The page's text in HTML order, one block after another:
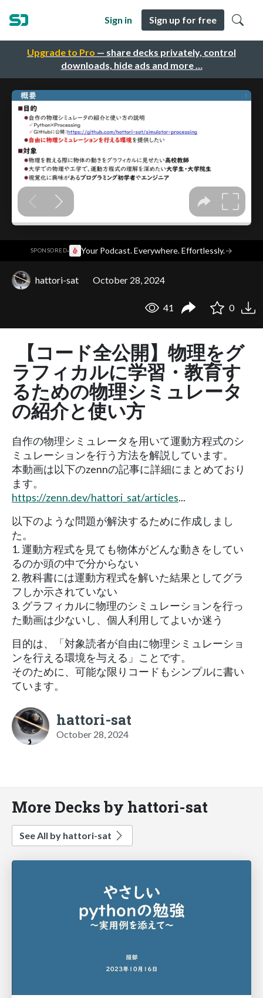
Upgrade to Pro — share decks privately, control
downloads, hide ads and more …
Sign in Sign up for free
SPONSORED· Your Podcast. Everywhere. Effortlessly.→
hattori-sat October 28, 2024
41 0
【コード全公開】物理をグ
ラフィカルに学習・教育す
るための物理シミュレータ
の紹介と使い方
自作の物理シミュレータを用いて運動方程式のシ
ミュレーションを行う方法を解説しています。
本動画は以下のzennの記事に詳細にまとめており
ます。
https://zenn.dev/hattori_sat/articles...
以下のような問題が解決するために作成しまし
た。
1. 運動方程式を見ても物体がどんな動きをしてい
るのか頭の中で分からない
2. 教科書には運動方程式を解いた結果としてグラ
フしか示されていない
3. グラフィカルに物理のシミュレーションを行っ
た動画は少ないし、個人利用してよいか迷う
目的は、「対象読者が自由に物理シミュレーショ
ンを行える環境を与える」ことです。
そのために、可能な限りコードもシンプルに書い
ています。
hattori-sat
October 28, 2024
More Decks by hattori-sat
See All by hattori-sat